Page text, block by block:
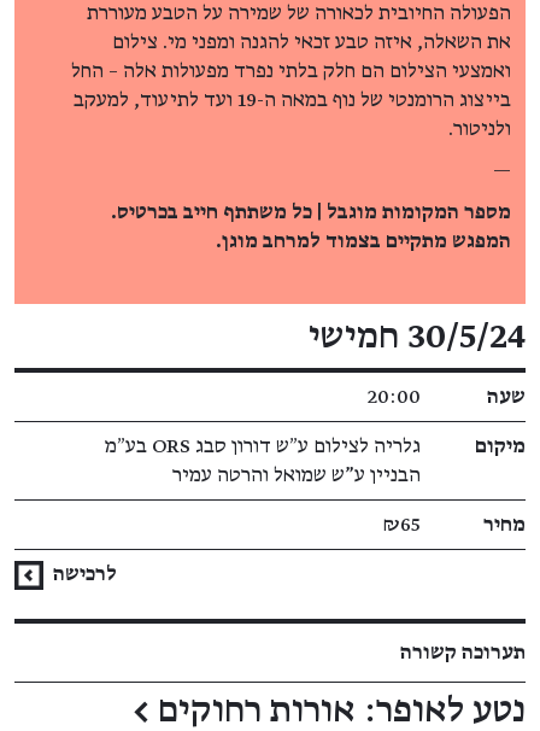
הפעולה החיובית לכאורה של שמירה על הטבע מעוררת
את השאלה, איזה טבע זכאי להגנה ומפני מי. צילום
ואמצעי הצילום הם חלק בלתי נפרד מפעולות אלה – החל
בייצוג הרומנטי של נוף במאה ה-19 ועד לתיעוד, למעקב
ולניטור.
—
מספר המקומות מוגבל | כל משתתף חייב בכרטיס.
המפגש מתקיים בצמוד למרחב מוגן.
פרטי האירוע
30/5/24 חמישי
שעה 20:00
מיקום
גלריה לצילום ע״ש דורון סבג ORS בע״מ
הבניין ע"ש שמואל והרטה עמיר
מחיר ₪65
לרכישה
תערוכה קשורה
נטע לאופר: אורות רחוקים ←